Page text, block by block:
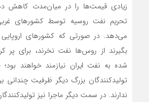
زیادی قیمت‌‌‌ها را در میان‌مدت کاهش
تحریم نفت روسیه توسط کشورهای
می‌دهد. در صورتی که کشورهای
بگیرند از روس‌‌‌ها نفت نخرند، برای پر
شده به نفت ایران نیازمند خواهند بود؛
تولیدکنندگان بزرگ دیگر ظرفیت چندانی
ندارند. در سمت دیگر ماجرا نیز